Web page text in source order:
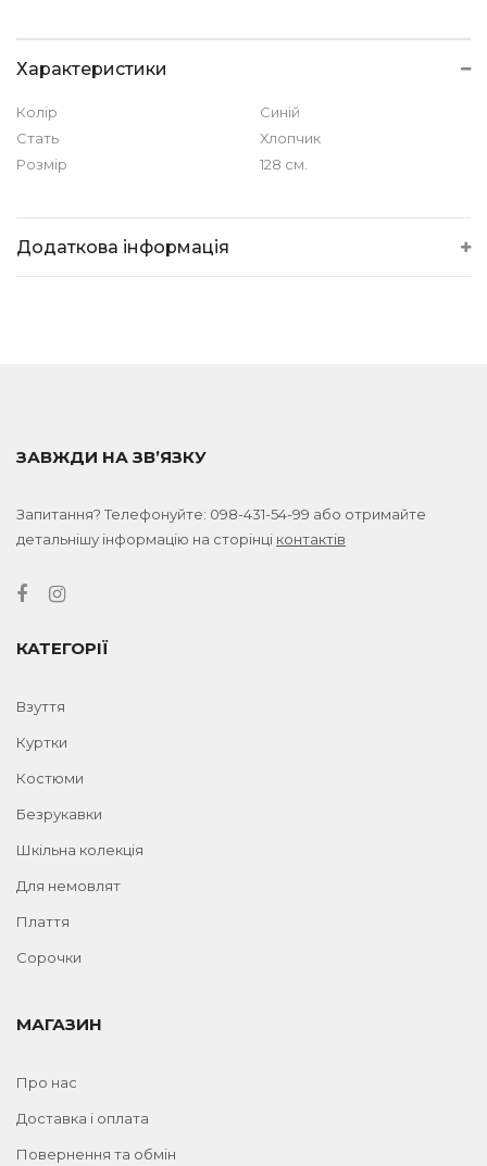
Характеристики
Колір
Синій
Стать
Хлопчик
Розмір
128 см.
Додаткова інформація
ЗАВЖДИ НА ЗВ’ЯЗКУ
Запитання? Телефонуйте: 098-431-54-99 або отримайте
детальнішу інформацію на сторінці контактів
КАТЕГОРІЇ
Взуття
Куртки
Костюми
Безрукавки
Шкільна колекція
Для немовлят
Плаття
Сорочки
МАГАЗИН
Про нас
Доставка і оплата
Повернення та обмін